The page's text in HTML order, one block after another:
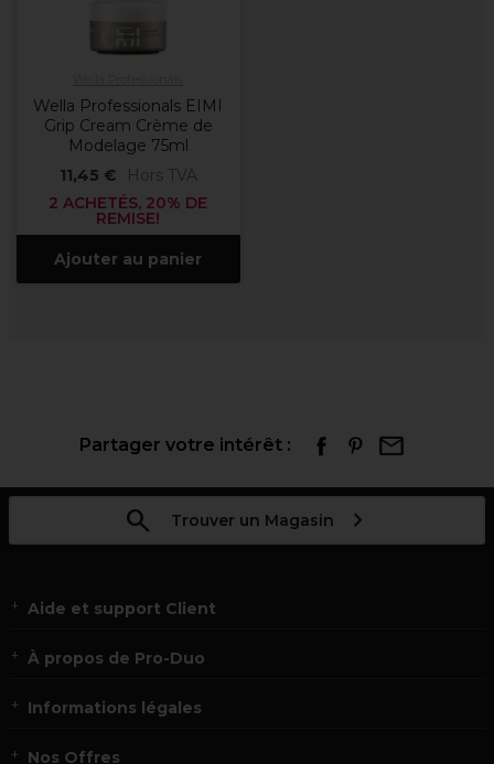
Wella Professionals EIMI
Grip Cream Crème de
Modelage 75ml
11,45 €
Hors TVA
2 ACHETÉS, 20% DE
REMISE!
Ajouter au panier
Partager votre intérêt :
Trouver un Magasin
Aide et support Client
À propos de Pro-Duo
Informations légales
Nos Offres